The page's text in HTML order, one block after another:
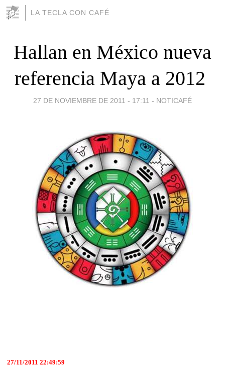
LA TECLA CON CAFÉ
Hallan en México nueva
referencia Maya a 2012 ‎
27 DE NOVIEMBRE DE 2011 - 17:11 - NOTICAFÉ
27/11/2011 22:49:59